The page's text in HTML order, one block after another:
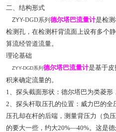
二、结构形式
ZYY-DGD系列 德尔塔巴流量计是检
检测孔，在检测杆背流面上设有多个
算流经管道流量。
理论基础
ZYY-DGD系列德尔塔巴流量计是基于
积来确定流量的。
1、探头截面形状：德尔塔巴为类菱形
2、探头杆取压孔的位置：威力巴的
压孔却在杆的后端，测量背压力（负压
的要大一些，约大20%—40%。这是